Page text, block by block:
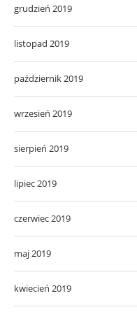
grudzień 2019
listopad 2019
październik 2019
wrzesień 2019
sierpień 2019
lipiec 2019
czerwiec 2019
maj 2019
kwiecień 2019